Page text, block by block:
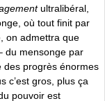
ultralibéral,
où tout finit par
on admettra que
du mensonge par
des progrès énormes
c’est gros, plus ça
pouvoir est